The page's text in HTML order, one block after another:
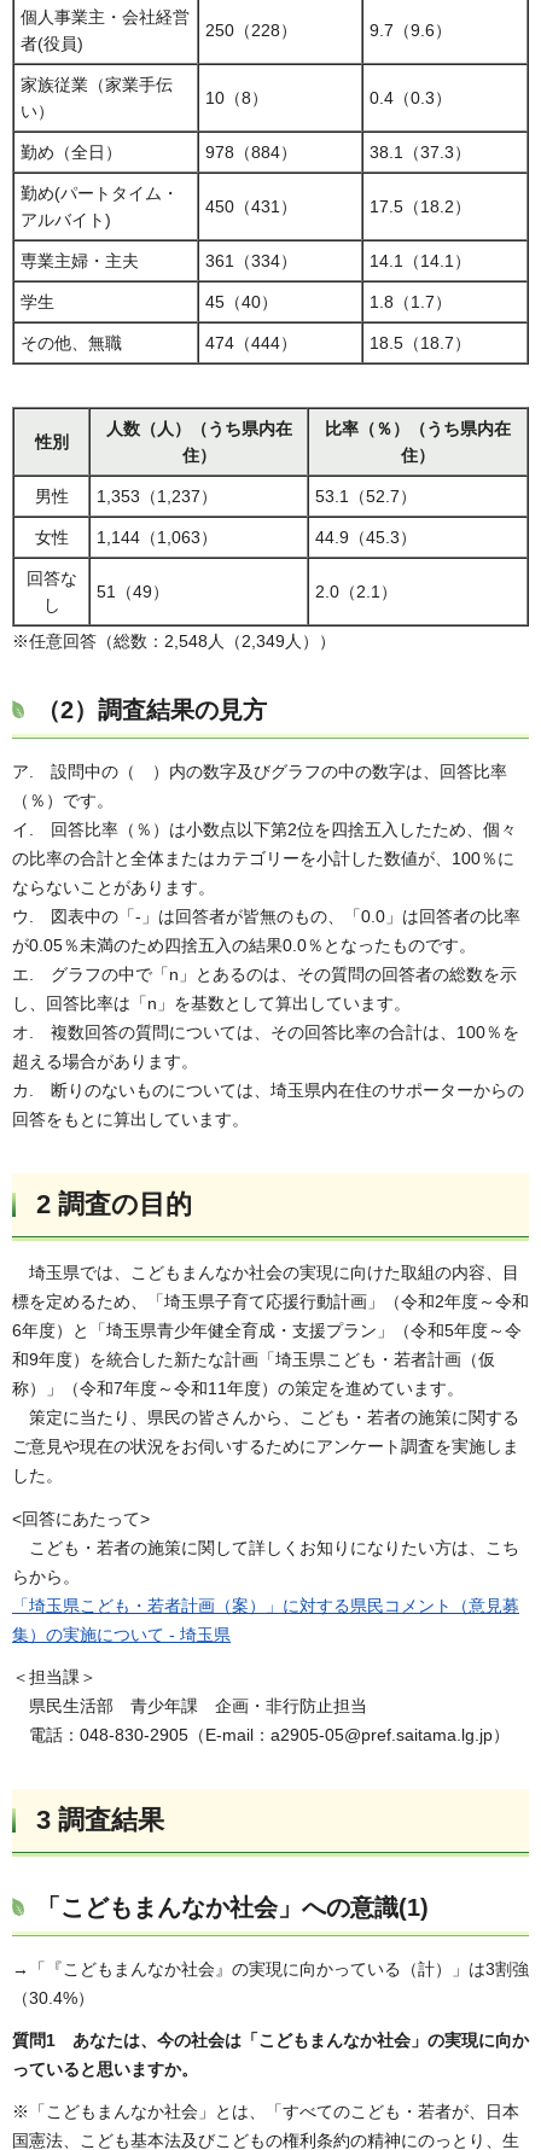
個人事業主・会社経営
者(役員)
250（228） 9.7（9.6）
家族従業（家業手伝
い）
10（8） 0.4（0.3）
勤め（全日） 978（884） 38.1（37.3）
勤め(パートタイム・
アルバイト)
450（431） 17.5（18.2）
専業主婦・主夫 361（334） 14.1（14.1）
学生 45（40） 1.8（1.7）
その他、無職 474（444） 18.5（18.7）
性別
人数（人）（うち県内在
住）
比率（％）（うち県内在
住）
男性 1,353（1,237） 53.1（52.7）
女性 1,144（1,063） 44.9（45.3）
回答な
し
51（49） 2.0（2.1）
※任意回答（総数：2,548人（2,349人））
（2）調査結果の見方
ア. 設問中の（ ）内の数字及びグラフの中の数字は、回答比率
（％）です。
イ. 回答比率（％）は小数点以下第2位を四捨五入したため、個々
の比率の合計と全体またはカテゴリーを小計した数値が、100％に
ならないことがあります。
ウ. 図表中の「-」は回答者が皆無のもの、「0.0」は回答者の比率
が0.05％未満のため四捨五入の結果0.0％となったものです。
エ. グラフの中で「n」とあるのは、その質問の回答者の総数を示
し、回答比率は「n」を基数として算出しています。
オ. 複数回答の質問については、その回答比率の合計は、100％を
超える場合があります。
カ. 断りのないものについては、埼玉県内在住のサポーターからの
回答をもとに算出しています。
2 調査の目的
埼玉県では、こどもまんなか社会の実現に向けた取組の内容、目
標を定めるため、「埼玉県子育て応援行動計画」（令和2年度～令和
6年度）と「埼玉県青少年健全育成・支援プラン」（令和5年度～令
和9年度）を統合した新たな計画「埼玉県こども・若者計画（仮
称）」（令和7年度～令和11年度）の策定を進めています。
策定に当たり、県民の皆さんから、こども・若者の施策に関する
ご意見や現在の状況をお伺いするためにアンケート調査を実施しま
した。
<回答にあたって>
こども・若者の施策に関して詳しくお知りになりたい方は、こち
らから。
「埼玉県こども・若者計画（案）」に対する県民コメント（意見募
集）の実施について - 埼玉県
＜担当課＞
県民生活部 青少年課 企画・非行防止担当
電話：048-830-2905（E-mail：a2905-05@pref.saitama.lg.jp）
3 調査結果
「こどもまんなか社会」への意識(1)
→「『こどもまんなか社会』の実現に向かっている（計）」は3割強
（30.4%）
質問1 あなたは、今の社会は「こどもまんなか社会」の実現に向か
っていると思いますか。
※「こどもまんなか社会」とは、「すべてのこども・若者が、日本
国憲法、こども基本法及びこどもの権利条約の精神にのっとり、生